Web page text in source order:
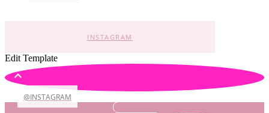
INSTAGRAM
Edit Template
@INSTAGRAM
Facebook-f